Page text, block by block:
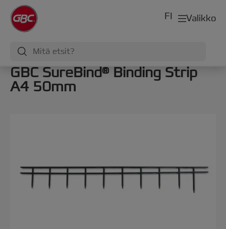
Valikko
FI
GBC SureBind® Binding Strip
A4 50mm